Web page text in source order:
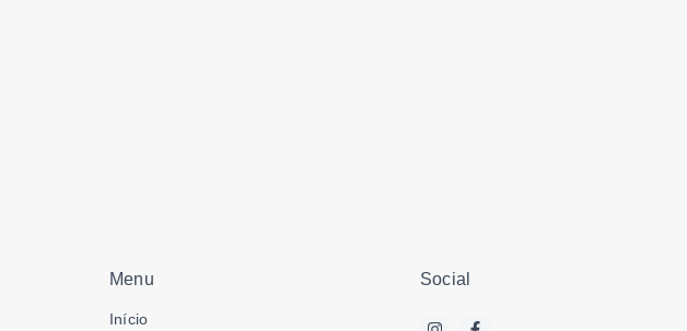
Menu
Início
Social